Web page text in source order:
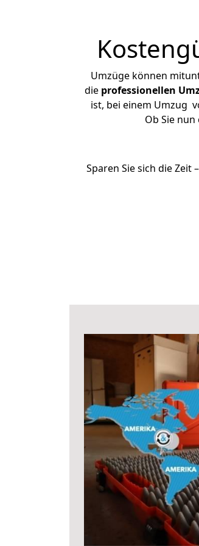
Umzüge können
die professionellen
ist, bei einem Umzug
Ob Sie
Sparen Sie sich die